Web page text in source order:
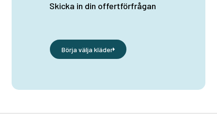
Skicka in din offertförfrågan
Börja välja kläder